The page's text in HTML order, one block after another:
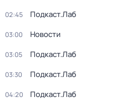
02:45 Подкаст.Лаб
03:00 Новости
03:05 Подкаст.Лаб
03:30 Подкаст.Лаб
04:20 Подкаст.Лаб